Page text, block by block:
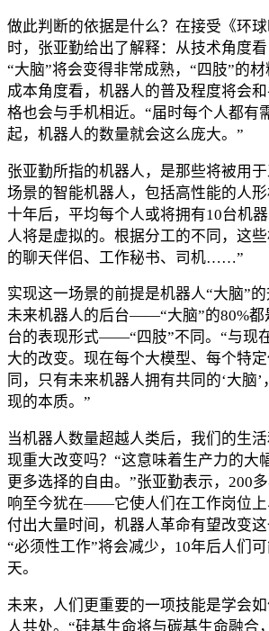
做此判断的依据是什么？在接受《环
时，张亚勤给出了解释：从技术角度
“大脑”将会变得非常成熟，“四肢”的
成本角度看，机器人的普及程度将会
格也会与手机相近。“届时每个人都有
起，机器人的数量就会这么庞大。”
张亚勤所指的机器人，是那些将被用
场景的智能机器人，包括高性能的人
十年后，平均每个人或将拥有10台机
人将是虚拟的。根据分工的不同，这
的聊天伴侣、工作秘书、司机……”
实现这一场景的前提是机器人“大脑”的
未来机器人的后台——“大脑”的80%都
台的表现形式——“四肢”不同。“与现
大的改变。现在每个大模型、每个特
同，只有未来机器人拥有共同的‘大脑
现的本质。”
当机器人数量超越人类后，我们的生
现重大改变吗？“这意味着生产力的大
更多选择的自由。”张亚勤表示，200
响至今犹在——它使人们在工作岗位上
付出大量时间，机器人革命有望改变
“必须性工作”将会减少，10年后人们
天。
未来，人们更重要的一项技能是学会
人共处。“硅基生命将与碳基生命融合